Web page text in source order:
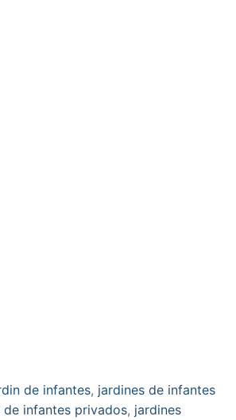
de infantes, jardines de infantes
de infantes privados, jardines